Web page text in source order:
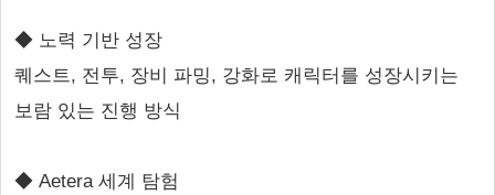
◆ 노력 기반 성장
퀘스트, 전투, 장비 파밍, 강화로 캐릭터를 성장시키는
보람 있는 진행 방식
◆ Aetera 세계 탐험